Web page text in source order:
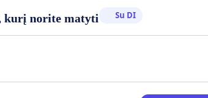
kurį norite matyti Su DI